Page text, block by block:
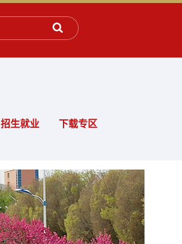
招生就业 下载专区